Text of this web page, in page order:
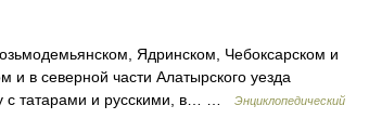
Ядринском, Чебоксарском и
и в северной части Алатырского уезда
с татарами и русскими, в… …
Энциклопедический